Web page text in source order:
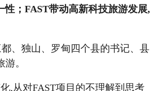
；FAST带动高新科技旅游发展,
、独山、罗甸四个县的书记、县
。
,从对FAST项目的不理解到思考